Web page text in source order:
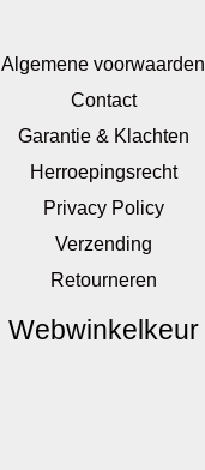
Algemene voorwaarden
Contact
Garantie & Klachten
Herroepingsrecht
Privacy Policy
Verzending
Retourneren
Webwinkelkeur